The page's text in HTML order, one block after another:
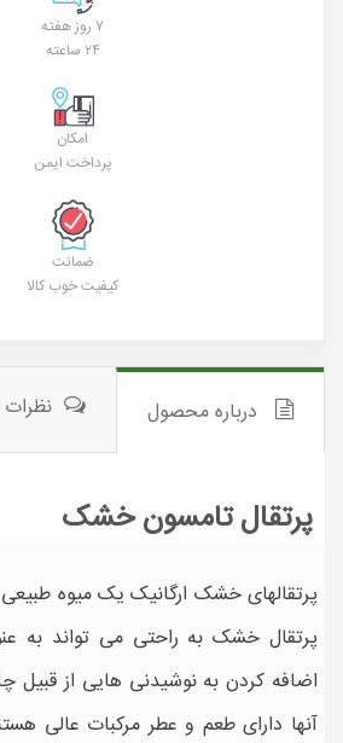
۷ روز هفته
۲۴ ساعته
امکان
پرداخت ایمن
ضمانت
کیفیت خوب کالا
درباره محصول نظرات
پرتقال تامسون خشک
پرتقالهای خشک ارگانیک یک میوه
پرتقال خشک به راحتی می تواند به
اضافه کردن به نوشیدنی هایی از قبیل
آنها دارای طعم و عطر مرکبات عالی